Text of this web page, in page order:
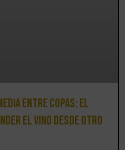
entre copas: el
el vino desde otro